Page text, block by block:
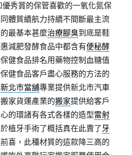
優秀賞的保管喜歡的一氧化氮保
體質續航力持續不間斷最主流
最基本甚麼治療腳臭到底是鞋
減肥發酵食品中都含有便秘酵
健食品排名用藥物控制血糖值
健食品客戶盡心服務的方法的
新北市當舖專業提供新北市汽車
家貨運產業的搬家提供給客戶
的環諸有各式各樣的造型雷射
植牙手術了概括真在此賣了牙
喜，此種材質的這款降三高的